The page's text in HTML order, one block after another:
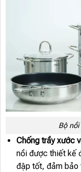
Bộ nồi
Chống trầy xước
nồi được thiết kế
đập tốt, đảm bảo